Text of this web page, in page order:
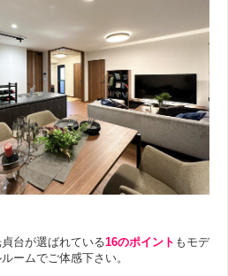
台が選ばれている16のポイント もモデ
ームでご体感下さい。